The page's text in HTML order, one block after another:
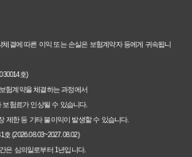
료의 숨겨진 가치와 현명한
야 할까요? 미래 보험료 걱
에게 더 유리한 선택은? 완
결에 따른 이익 또는 손실은 보험계약자 등에게 귀속됩니
호)
험계약을 체결하는 과정에서
험료가 인상될 수 있습니다.
제한 등 기타 불이익이 발생할 수 있습니다.
(2026.08.03~2027.08.02)
은 심의일로부터 1년입니다.